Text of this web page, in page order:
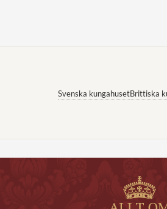
Svenska kungahusetBrittiska